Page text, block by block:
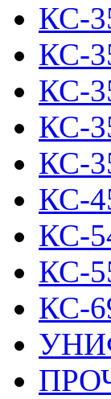
КС-
КС-
КС-
КС-
КС-
КС-
КС-
КС-
КС-